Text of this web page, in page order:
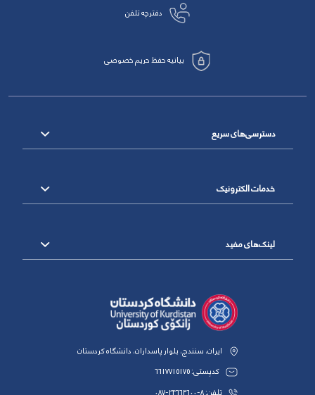
دفترچه تلفن
بیانیه حفظ حریم خصوصی
دسترسی‌های سریع
خدمات الکترونیک
لینک‌های مفید
ایران، سنندج، بلوار پاسداران، دانشگاه کردستان
کدپستی: 6617715175